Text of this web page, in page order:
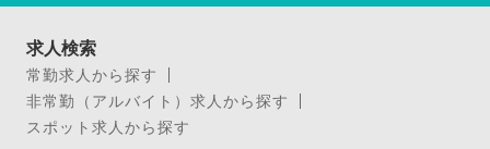
求人検索
常勤求人から探す
非常勤（アルバイト）求人から探す
スポット求人から探す